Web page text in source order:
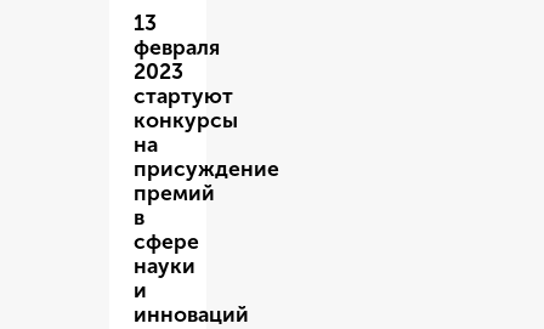
13
февраля
2023
стартуют
конкурсы
на
присуждение
премий
в
сфере
науки
и
инноваций